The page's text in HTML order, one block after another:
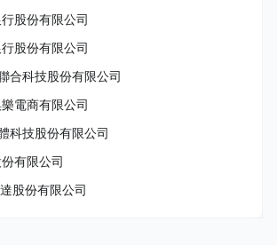
股份有限公司
股份有限公司
合科技股份有限公司
電商有限公司
科技股份有限公司
有限公司
股份有限公司